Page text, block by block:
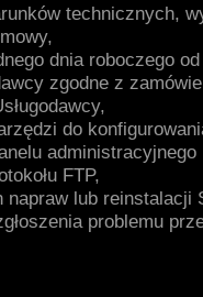
technicznych,
dnia roboczego
zgodne z
do
administracyjnego
FTP,
lub reinstalacji
problemu